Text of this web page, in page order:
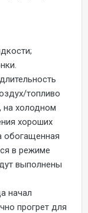
топливо
на холодном
хороших
обогащенная
в режиме
выполнены
начал
прогрет для